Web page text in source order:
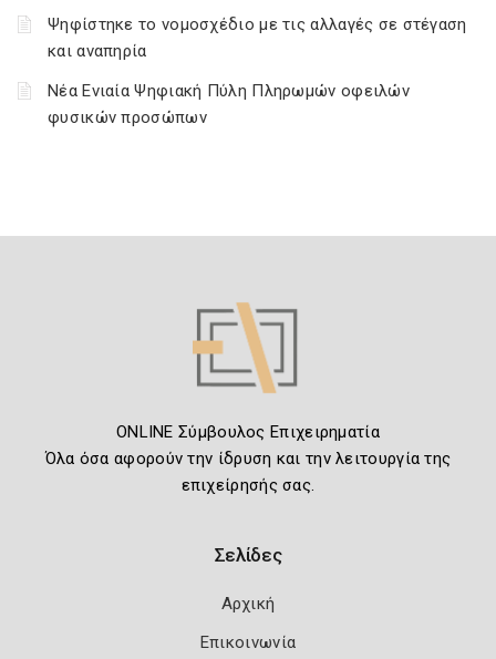
Ψηφίστηκε το νομοσχέδιο με τις αλλαγές σε στέγαση
και αναπηρία
Νέα Ενιαία Ψηφιακή Πύλη Πληρωμών οφειλών
φυσικών προσώπων
ONLINE Σύμβουλος Επιχειρηματία
Όλα όσα αφορούν την ίδρυση και την λειτουργία της
επιχείρησής σας.
Σελίδες
Αρχική
Επικοινωνία